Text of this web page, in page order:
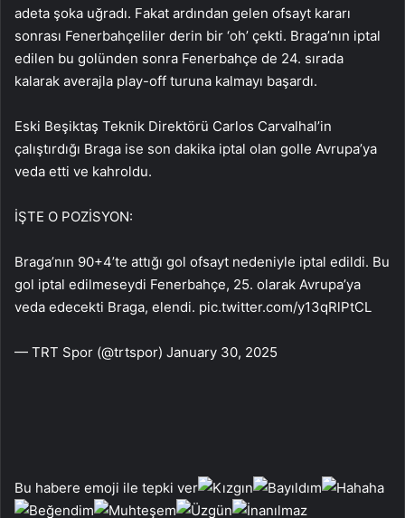
adeta şoka uğradı. Fakat ardından gelen ofsayt kararı
sonrası Fenerbahçeliler derin bir ‘oh’ çekti. Braga’nın iptal
edilen bu golünden sonra Fenerbahçe de 24. sırada
kalarak averajla play-off turuna kalmayı başardı.
Eski Beşiktaş Teknik Direktörü Carlos Carvalhal’in
çalıştırdığı Braga ise son dakika iptal olan golle Avrupa’ya
veda etti ve kahroldu.
İŞTE O POZİSYON:
Braga’nın 90+4’te attığı gol ofsayt nedeniyle iptal edildi. Bu
gol iptal edilmeseydi Fenerbahçe, 25. olarak Avrupa’ya
veda edecekti Braga, elendi. pic.twitter.com/y13qRlPtCL
— TRT Spor (@trtspor) January 30, 2025
Bu habere emoji ile tepki ver